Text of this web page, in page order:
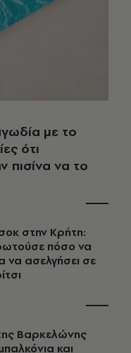
με το
ότι
πισίνα να το
στην Κρήτη:
πόσο να
να ασελγήσει σε
Βαρκελώνης
και